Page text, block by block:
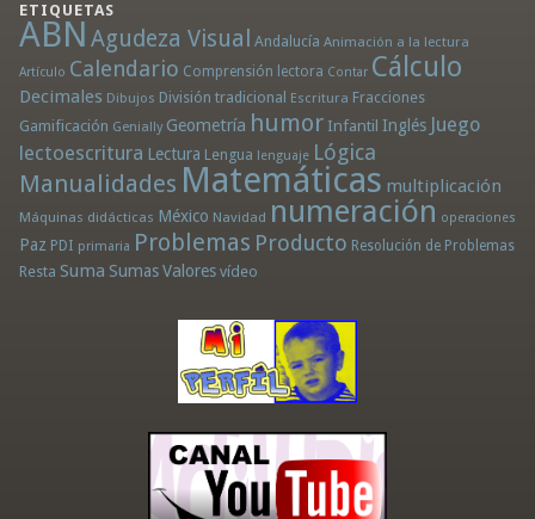
ETIQUETAS
ABN Agudeza Visual Andalucía Animación a la lectura
Artículo Calendario Comprensión lectora Contar Cálculo
Decimales Dibujos División tradicional Escritura Fracciones
Gamificación Genially Geometría humor Infantil Inglés Juego
lectoescritura Lectura Lengua lenguaje Lógica
Manualidades Matemáticas multiplicación
Máquinas didácticas México Navidad numeración operaciones
Paz PDI primaria Problemas Producto Resolución de Problemas
Resta Suma Sumas Valores vídeo